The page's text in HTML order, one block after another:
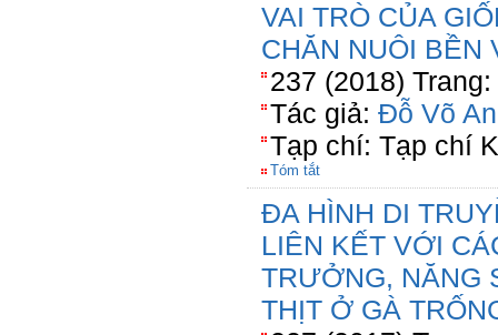
VAI TRÒ CỦA
CHĂN NUÔI BỀN
237 (2018)
Tác giả: Đỗ Võ
Tạp chí: Tạp chí
Tóm tắt
ĐA HÌNH DI
LIÊN KẾT VỚI
TRƯỞNG, NĂNG
THỊT Ở GÀ